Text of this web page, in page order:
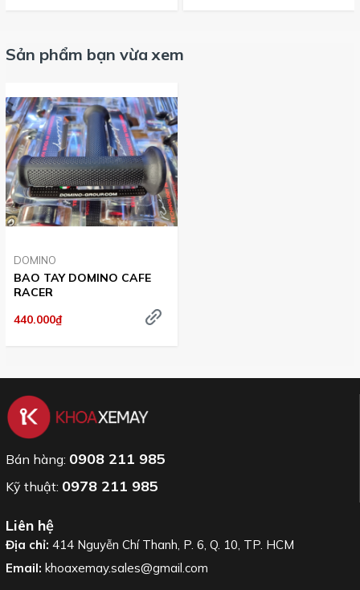
Sản phẩm bạn vừa xem
DOMINO
BAO TAY DOMINO CAFE
RACER
440.000₫
Bán hàng: 0908 211 985
Kỹ thuật: 0978 211 985
Liên hệ
Địa chỉ: 414 Nguyễn Chí Thanh, P. 6, Q. 10, TP. HCM
Email: khoaxemay.sales@gmail.com